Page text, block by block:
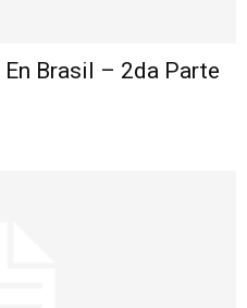
Brasil – 2da Parte